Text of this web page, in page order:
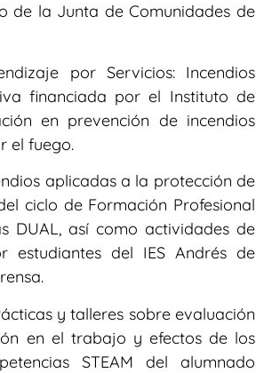
de la Junta de Comunidades de
por Servicios: Incendios
financiada por el Instituto de
en prevención de incendios
el fuego.
aplicadas a la protección de
ciclo de Formación Profesional
DUAL, así como actividades de
estudiantes del IES Andrés de
y talleres sobre evaluación
en el trabajo y efectos de los
STEAM del alumnado